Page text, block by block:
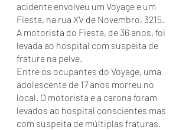
acidente envolveu um Voyage e um
Fiesta, na rua XV de Novembro, 3215.
A motorista do Fiesta, de 36 anos, foi
levada ao hospital com suspeita de
fratura na pelve.
Entre os ocupantes do Voyage, uma
adolescente de 17 anos morreu no
local. O motorista e a carona foram
levados ao hospital conscientes mas
com suspeita de múltiplas fraturas.